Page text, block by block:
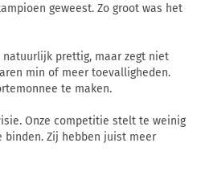
geweest. Zo groot was het
natuurlijk prettig, maar zegt niet
min of meer toevalligheden.
te maken.
Onze competitie stelt te weinig
binden. Zij hebben juist meer